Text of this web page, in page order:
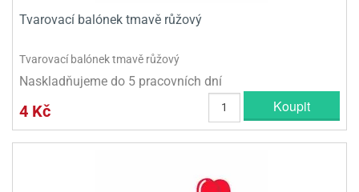
Tvarovací balónek tmavě růžový
Tvarovací balónek tmavě růžový
Naskladňujeme do 5 pracovních dní
4 Kč Koupit